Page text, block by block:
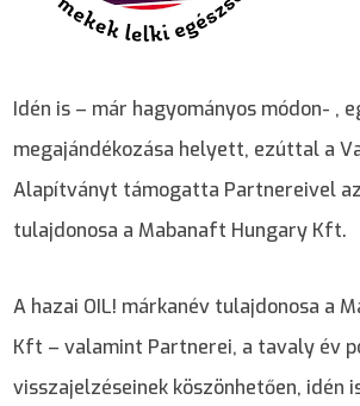
Idén is – már hagyományos módon- ,
megajándékozása helyett, ezúttal a
Alapítványt támogatta Partnereivel
tulajdonosa a Mabanaft Hungary Kft.
A hazai OIL! márkanév tulajdonosa a
Kft – valamint Partnerei, a tavaly év
visszajelzéseinek köszönhetően, idén